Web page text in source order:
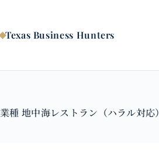
テ
ン
プ
Texas Business Hunters
業種 地中海レストラン（ハラル対応）